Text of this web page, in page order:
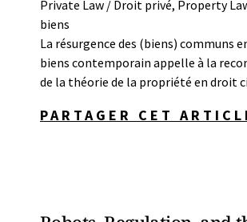
Private Law / Droit privé, Property
biens
La résurgence des (biens) communs
biens contemporain appelle à la
de la théorie de la propriété en droit
PARTAGER CET